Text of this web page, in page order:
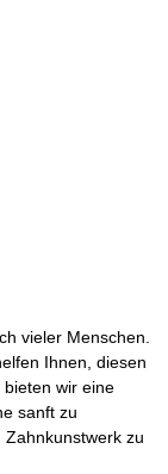
vieler Menschen.
Ihnen, diesen
wir eine
sanft zu
zu